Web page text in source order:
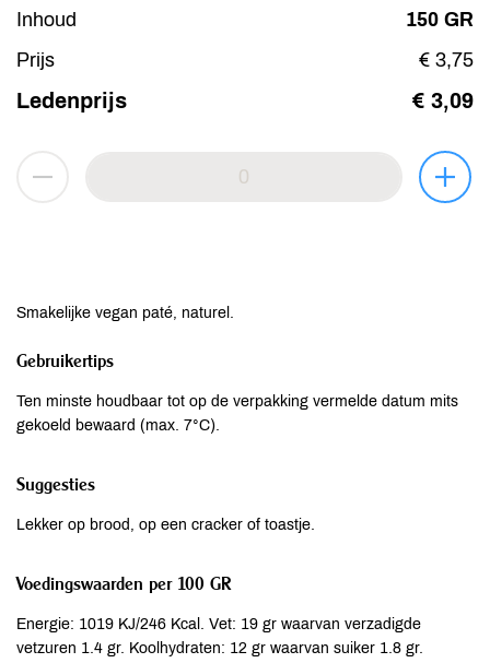
Inhoud
150 GR
Prijs
€ 3,75
Ledenprijs € 3,09
Smakelijke vegan paté, naturel.
Gebruikertips
Ten minste houdbaar tot op de verpakking vermelde datum mits
gekoeld bewaard (max. 7°C).
Suggesties
Lekker op brood, op een cracker of toastje.
Voedingswaarden per 100 GR
Energie: 1019 KJ/246 Kcal. Vet: 19 gr waarvan verzadigde
vetzuren 1.4 gr. Koolhydraten: 12 gr waarvan suiker 1.8 gr.